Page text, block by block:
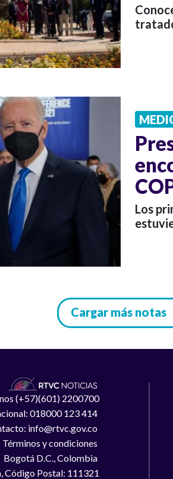
Los
Cargar más notas
(+57)(601) 2200700
018000 123 414
info@rtvc.gov.co
Términos y condiciones
Bogotá D.C., Colombia
Código Postal: 111321